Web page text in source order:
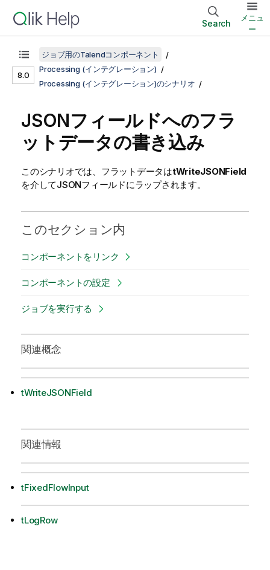
Search
メニュ
ー
8.0
ジョブ用のTalendコンポーネント
Processing (インテグレーション)
Processing (インテグレーション)のシナリオ
JSONフィールドへのフラ
ットデータの書き込み
このシナリオでは、フラットデータはtWriteJSONField
を介してJSONフィールドにラップされます。
このセクション内
コンポーネントをリンク
コンポーネントの設定
ジョブを実行する
関連概念
tWriteJSONField
関連情報
tFixedFlowInput
tLogRow